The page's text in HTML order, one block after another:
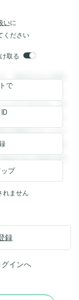
いに
ください
取る
。登録すると回答
答を閲覧すること
とができます。登
登録すると回答を
を閲覧することが
ができます。登録
録すると回答を閲
で
プ
れません
録
グインへ